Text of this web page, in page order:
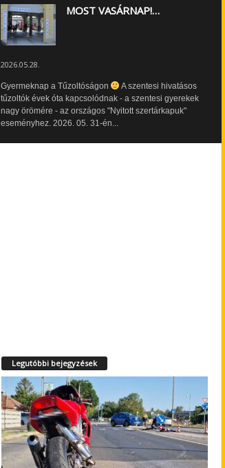
MOST VASÁRNAP!…
2026.05.28.
Gyermeknap a Tűzoltóságon
A szentesi hivatásos
tűzoltók évek óta kapcsolódnak - a szentesi gyerekek
nagy örömére - az országos "Nyitott szertárkapuk"
eseményhez. 2026. 05. 31-én...
Legutóbbi bejegyzések